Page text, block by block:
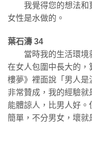
我覺得您的想法和賈
女性是水做的。
葉石濤 34
當時我的生活環境
在女人包圍中長大的
樓夢》裡面說「男人是
非常贊成，我的經驗就
能體諒人，比男人好
簡單，不分男女，壞就